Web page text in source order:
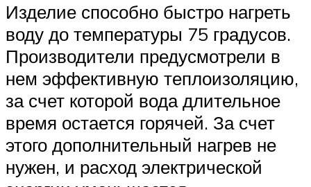
Изделие способно быстро нагреть
воду до температуры 75 градусов.
Производители предусмотрели в
нем эффективную теплоизоляцию,
за счет которой вода длительное
время остается горячей. За счет
этого дополнительный нагрев не
нужен, и расход электрической